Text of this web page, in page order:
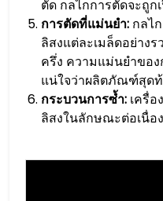
ตัด กลไกการตัดจะถูก
การตัดที่แม่นยำ: กลไ
ลิสงแต่ละเมล็ดอย่าง
ครึ่ง ความแม่นยำขอ
แน่ใจว่าผลิตภัณฑ์สุด
กระบวนการซ้ำ: เครื่
ลิสงในลักษณะต่อเนื่อ